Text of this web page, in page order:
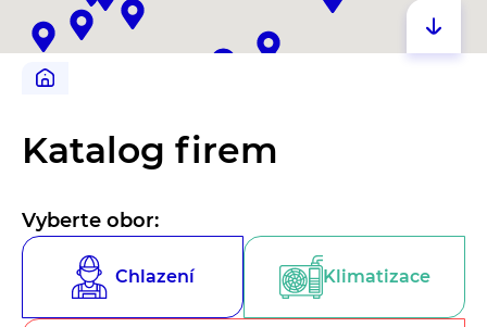
Katalog firem
Vyberte obor:
Chlazení Klimatizace